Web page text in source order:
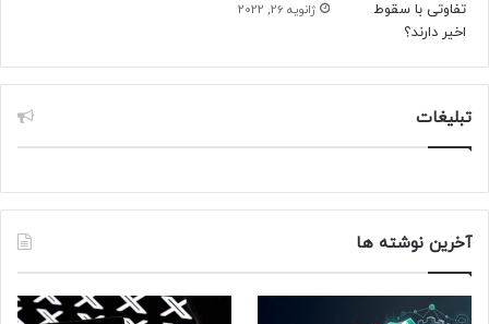
ژانویه 26, 2022
تبلیغات
آخرین نوشته ها